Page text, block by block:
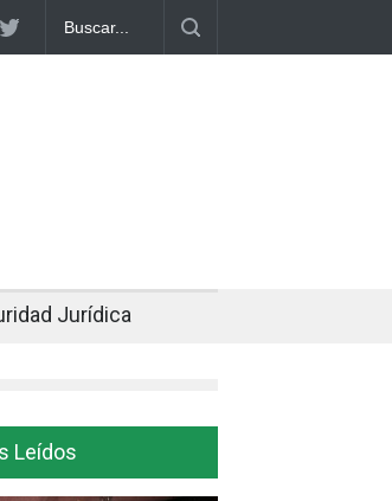
distancia con el FMI y pone a prueba su propio
Jurídica
Leídos